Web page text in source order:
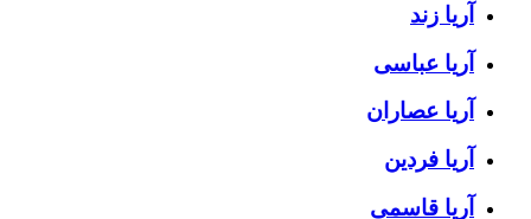
آریا زند
آریا عباسی
آریا عصاران
آریا فردین
آریا قاسمی